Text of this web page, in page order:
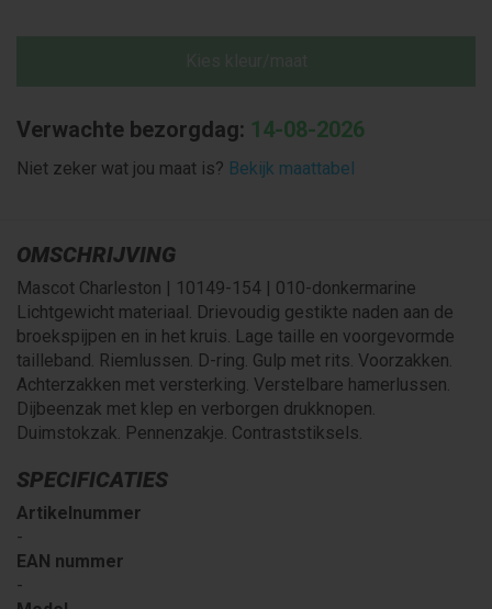
Verwachte bezorgdag: 14-08-2026
Niet zeker wat jou maat is? Bekijk maattabel
OMSCHRIJVING
Mascot Charleston | 10149-154 | 010-donkermarine
Lichtgewicht materiaal. Drievoudig gestikte naden aan de
broekspijpen en in het kruis. Lage taille en voorgevormde
tailleband. Riemlussen. D-ring. Gulp met rits. Voorzakken.
Achterzakken met versterking. Verstelbare hamerlussen.
Dijbeenzak met klep en verborgen drukknopen.
Duimstokzak. Pennenzakje. Contraststiksels.
SPECIFICATIES
Artikelnummer
-
EAN nummer
-